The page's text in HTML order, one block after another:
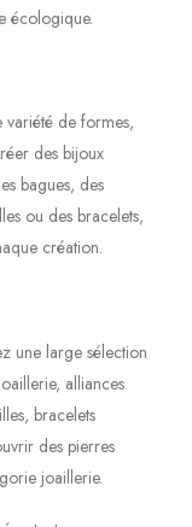
écologique.
variété de formes,
des bijoux
bagues, des
ou des bracelets,
création.
une large sélection
alliances
bracelets
des pierres
joaillerie.